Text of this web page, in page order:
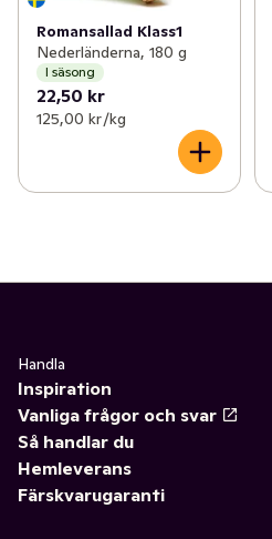
Romansallad Klass1
Nederländerna, 180 g
I säsong
22,50 kr
125,00 kr /kg
Handla
Inspiration
Vanliga frågor och svar
Så handlar du
Hemleverans
Färskvarugaranti